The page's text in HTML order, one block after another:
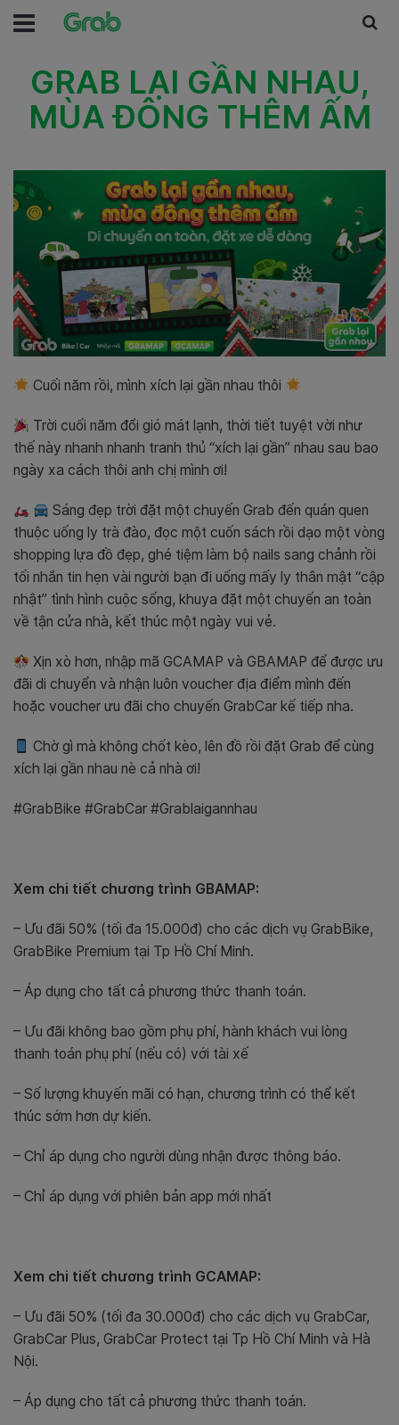
GRAB LẠI GẦN NHAU,
MÙA ĐÔNG THÊM ẤM
Cuối năm rồi, mình xích lại gần nhau thôi
Trời cuối năm đổi gió mát lạnh, thời tiết tuyệt vời như
thế này nhanh nhanh tranh thủ “xích lại gần” nhau sau bao
ngày xa cách thôi anh chị mình ơi!
Sáng đẹp trời đặt một chuyến Grab đến quán quen
thuộc uống ly trà đào, đọc một cuốn sách rồi dạo một vòng
shopping lựa đồ đẹp, ghé tiệm làm bộ nails sang chảnh rồi
tối nhắn tin hẹn vài người bạn đi uống mấy ly thân mật “cập
nhật” tình hình cuộc sống, khuya đặt một chuyến an toàn
về tận cửa nhà, kết thúc một ngày vui vẻ.
Xịn xò hơn, nhập mã GCAMAP và GBAMAP để được ưu
đãi di chuyển và nhận luôn voucher địa điểm mình đến
hoặc voucher ưu đãi cho chuyến GrabCar kế tiếp nha.
Chờ gì mà không chốt kèo, lên đồ rồi đặt Grab để cùng
xích lại gần nhau nè cả nhà ơi!
#GrabBike #GrabCar #Grablaigannhau
Xem chi tiết chương trình GBAMAP:
– Ưu đãi 50% (tối đa 15.000đ) cho các dịch vụ GrabBike,
GrabBike Premium tại Tp Hồ Chí Minh.
– Áp dụng cho tất cả phương thức thanh toán.
– Ưu đãi không bao gồm phụ phí, hành khách vui lòng
thanh toán phụ phí (nếu có) với tài xế
– Số lượng khuyến mãi có hạn, chương trình có thể kết
thúc sớm hơn dự kiến.
– Chỉ áp dụng cho người dùng nhận được thông báo.
– Chỉ áp dụng với phiên bản app mới nhất
Xem chi tiết chương trình GCAMAP:
– Ưu đãi 50% (tối đa 30.000đ) cho các dịch vụ GrabCar,
GrabCar Plus, GrabCar Protect tại Tp Hồ Chí Minh và Hà
Nội.
– Áp dụng cho tất cả phương thức thanh toán.